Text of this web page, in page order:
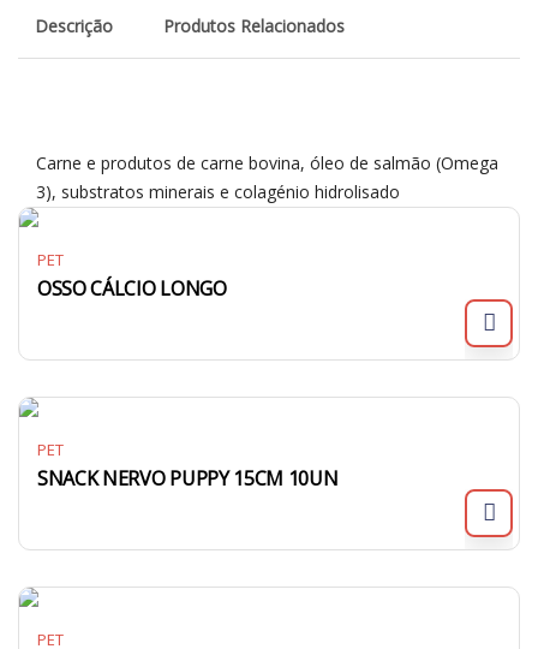
Descrição Produtos Relacionados
Carne e produtos de carne bovina, óleo de salmão (Omega
3), substratos minerais e colagénio hidrolisado
PET
OSSO CÁLCIO LONGO
PET
SNACK NERVO PUPPY 15CM 10UN
PET